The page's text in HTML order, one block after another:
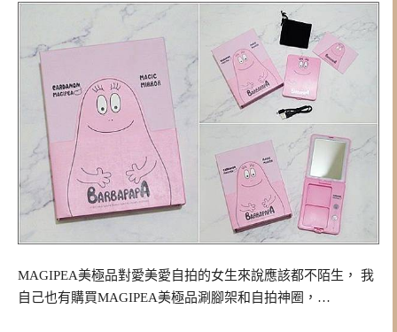
MAGIPEA美極品對愛美愛自拍的女生來說應該都不陌生， 我
自己也有購買MAGIPEA美極品涮腳架和自拍神圈，…